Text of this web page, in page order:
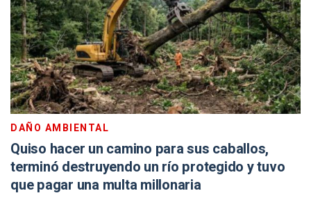
DAÑO AMBIENTAL
Quiso hacer un camino para sus caballos,
terminó destruyendo un río protegido y tuvo
que pagar una multa millonaria